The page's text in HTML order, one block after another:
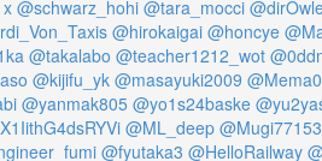
@schwarz_hohi @tara_mocci
@hirokaigai @honcye
@takalabo @teacher1212_wot
@kijifu_yk @masayuki2009
@yanmak805 @yo1s24baske
@ML_deep
@fyutaka3 @HelloRailway